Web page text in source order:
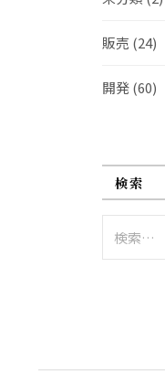
販売 (24)
開発(60)
検索
索: